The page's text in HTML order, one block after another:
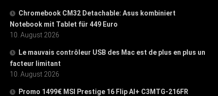
Chromebook CM32 Detachable: Asus kombiniert
Notebook mit Tablet für 449 Euro
10. August 2026
Le mauvais contrôleur USB des Mac est de plus en plus un
facteur limitant
10. August 2026
Promo 1499€ MSI Prestige 16 Flip AI+ C3MTG-216FR